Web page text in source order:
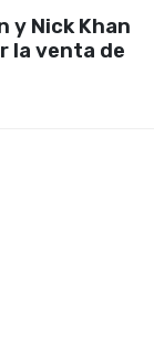
y Nick Khan
la venta de